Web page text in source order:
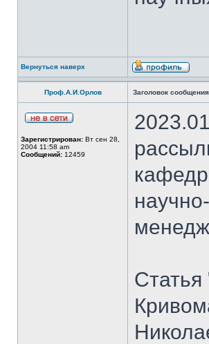
Вернуться наверх
Проф.А.И.Орлов Заголовок
Зарегистрирован: Вт сен 28,
2004 11:58 am
Сообщений: 12459